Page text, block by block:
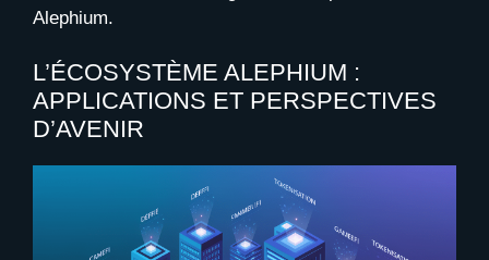
Alephium.
L’ÉCOSYSTÈME ALEPHIUM :
APPLICATIONS ET PERSPECTIVES
D’AVENIR